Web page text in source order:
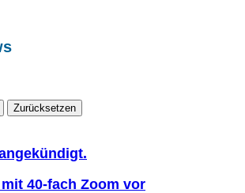
Zurücksetzen
40-fach Zoom vor